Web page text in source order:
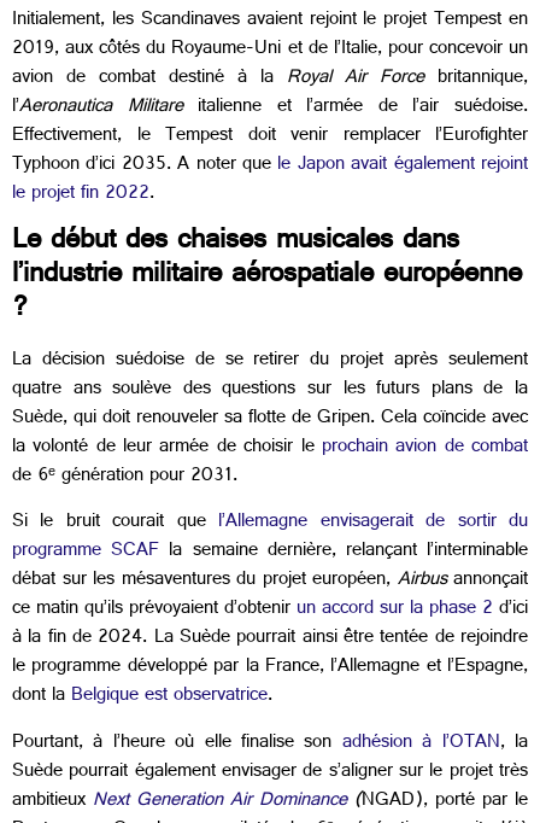
Initialement, les Scandinaves avaient rejoint le projet Tempest en
2019, aux côtés du Royaume-Uni et de l’Italie, pour concevoir un
avion de combat destiné à la Royal Air Forcebritannique,
l’Aeronautica Militareitalienne et l’armée de l’air suédoise.
Effectivement, le Tempest doit venir remplacer l’Eurofighter
Typhoon d’ici 2035. A noter quele Japon avait également rejoint
le projet fin 2022.
Le début des chaises musicales dans
l’industrie militaire aérospatiale européenne
?
La décision suédoise de se retirer du projet après seulement
quatre ans soulève des questions sur les futurs plans de la
Suède, qui doit renouveler sa flotte de Gripen. Cela coïncide avec
la volonté de leur armée de choisir le prochain avion de combat
de 6ᵉ génération pour 2031.
Si le bruit courait que l’Allemagne envisagerait de sortir du
programme SCAF la semaine dernière, relançant l’interminable
débat sur les mésaventures du projet européen,Airbusannonçait
ce matin qu’ils prévoyaient d’obtenirun accord sur la phase 2d’ici
à la fin de 2024. La Suède pourrait ainsi être tentée de rejoindre
le programme développé par la France, l’Allemagne et l’Espagne,
dont laBelgique est observatrice.
Pourtant, à l’heure où elle finalise son adhésion à l’OTAN, la
Suède pourrait également envisager de s’aligner sur le projet très
ambitieux Next Generation Air Dominance(NGAD), porté par le